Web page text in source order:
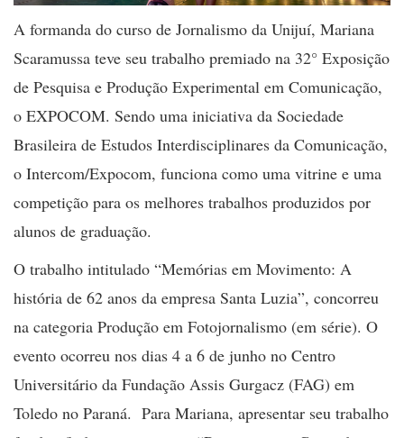
A formanda do curso de Jornalismo da Unijuí, Mariana
Scaramussa teve seu trabalho premiado na 32° Exposição
de Pesquisa e Produção Experimental em Comunicação,
o EXPOCOM. Sendo uma iniciativa da Sociedade
Brasileira de Estudos Interdisciplinares da Comunicação,
o Intercom/Expocom, funciona como uma vitrine e uma
competição para os melhores trabalhos produzidos por
alunos de graduação.
O trabalho intitulado “Memórias em Movimento: A
história de 62 anos da empresa Santa Luzia”, concorreu
na categoria Produção em Fotojornalismo (em série). O
evento ocorreu nos dias 4 a 6 de junho no Centro
Universitário da Fundação Assis Gurgacz (FAG) em
Toledo no Paraná. Para Mariana, apresentar seu trabalho